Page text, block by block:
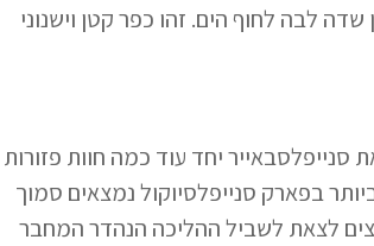
רוח זה נמצאת על מדף יבשתי צר ברוחב 400 מטר בין שדה לבה לחוף הים. זהו כפר קטן וישנוני
יחד עוד כמה חוות פזורות
בפארק סנייפלסיוקול נמצאים סמוך
לצאת לשביל ההליכה הנהדר המחבר